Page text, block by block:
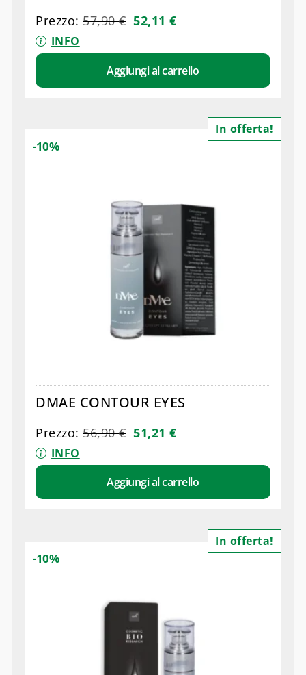
Prezzo:57,90€ 52,11€
INFO
Aggiungi al carrello
DMAE CONTOUR EYES
Prezzo:56,90€ 51,21€
INFO
Aggiungi al carrello
In offerta!
-10%
In offerta!
-10%